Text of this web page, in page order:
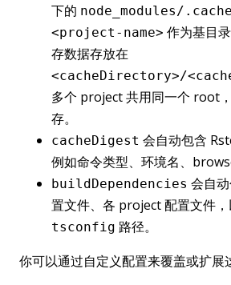
下的 node_modules/
<project-name> 作为基目
存数据存放在
<cacheDirectory>/
多个 project 共用同一个 root
存。
cacheDigest 会自动包含
例如命令类型、环境名、
buildDependencies 会自
置文件、各 project 配置文件
tsconfig 路径。
你可以通过自定义配置来覆盖或扩展